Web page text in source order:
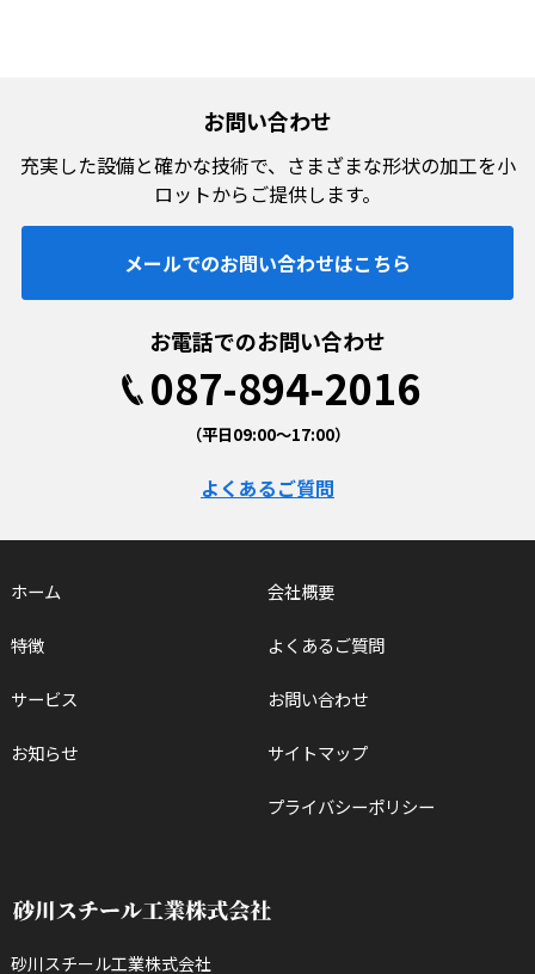
お問い合わせ
充実した設備と確かな技術で、 さまざまな形状の加工を小
ロットからご提供します。
メールでのお問い合わせはこちら
お電話でのお問い合わせ
087-894-2016
（平日09:00〜17:00）
よくあるご質問
ホーム
特徴
サービス
お知らせ
会社概要
よくあるご質問
お問い合わせ
サイトマップ
プライバシーポリシー
砂川スチール工業株式会社